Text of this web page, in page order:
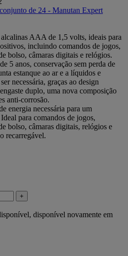
de 24 - Manutan Expert
AAA de 1,5 volts, ideais para
incluindo comandos de jogos,
bolso, câmaras digitais e relógios.
5 anos, conservação sem perda de
estanque ao ar e a líquidos e
necessária, graças ao design
duplo, uma nova composição
anti-corrosão.
energia necessária para um
para comandos de jogos,
bolso, câmaras digitais, relógios e
recarregável.
+
disponível novamente em